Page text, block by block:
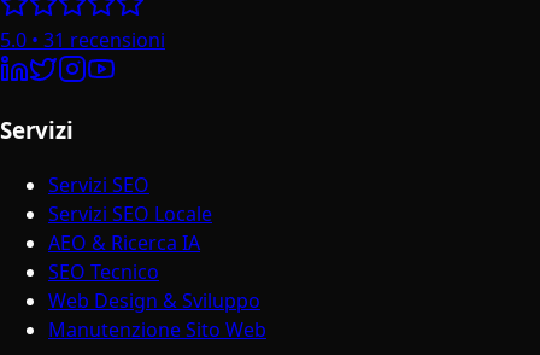
5.0 • 31 recensioni
Servizi
Servizi SEO
Servizi SEO Locale
AEO & Ricerca IA
SEO Tecnico
Web Design & Sviluppo
Manutenzione Sito Web